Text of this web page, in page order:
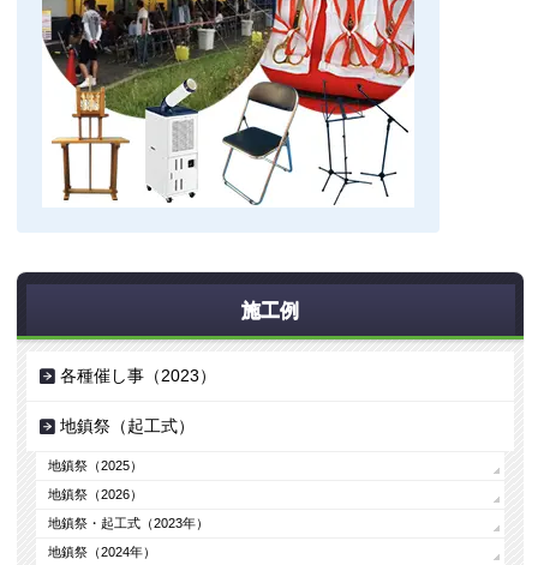
施工例
各種催し事（2023）
地鎮祭（起工式）
地鎮祭（2025）
地鎮祭（2026）
地鎮祭・起工式（2023年）
地鎮祭（2024年）